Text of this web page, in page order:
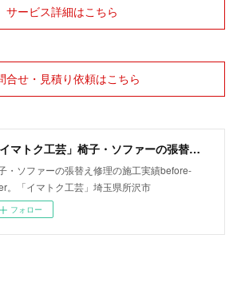
サービス詳細はこちら
合せ・見積り依頼はこちら
「イマトク工芸」椅子・ソファーの張替えbefore-after
・ソファーの張替え修理の施工実績before-
。「イマトク工芸」埼玉県所沢市
フォロー